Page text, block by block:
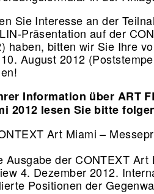
Sie Interesse an der
Präsentation auf der
haben, bitten wir Sie Ihre
August 2012
Information über ART
2012 lesen Sie bitte
Art Miami –
Ausgabe der CONTEXT
4. Dezember 2012.
Positionen der